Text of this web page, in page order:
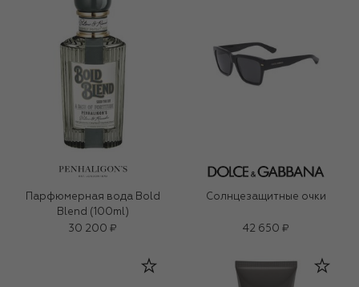
Парфюмерная вода Bold
Blend (100ml)
30 200 ₽
Солнцезащитные очки
42 650 ₽